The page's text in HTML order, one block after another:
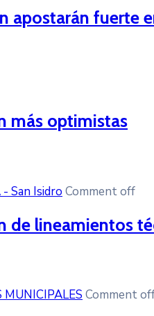
apostarán fuerte
más optimistas
San Isidro Comment off
de lineamientos
MUNICIPALES Comment